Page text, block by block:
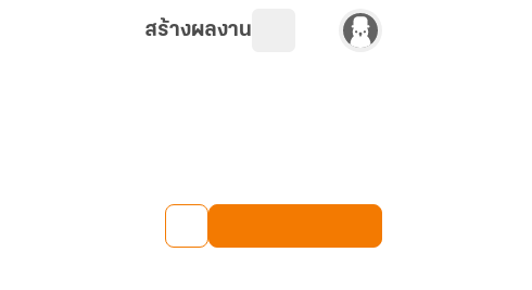
สร้างผลงาน